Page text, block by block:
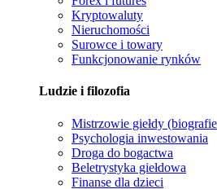
Kryptowaluty
Nieruchomości
Surowce i towary
Funkcjonowanie rynków
Ludzie i filozofia
Mistrzowie giełdy
Psychologia inwestowania
Droga do bogactwa
Beletrystyka giełdowa
Finanse dla dzieci